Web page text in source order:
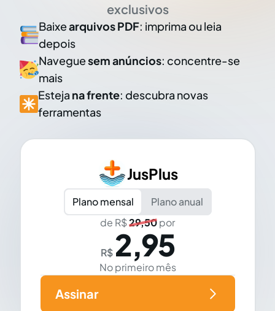
exclusivos
Baixearquivos PDF: imprima ou leia
depois
Naveguesem anúncios: concentre-se
mais
Esteja na frente: descubra novas
ferramentas
JusPlus
Plano mensal
Plano anual
de R$29,50por
R$ 2,95
No primeiro mês
Assinar